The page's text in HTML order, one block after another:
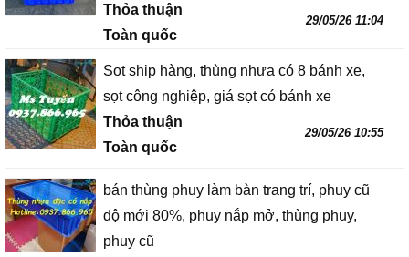
Thỏa thuận
Toàn quốc
29/05/26 11:04
Sọt ship hàng, thùng nhựa có 8 bánh xe,
sọt công nghiệp, giá sọt có bánh xe
Thỏa thuận
Toàn quốc
29/05/26 10:55
bán thùng phuy làm bàn trang trí, phuy cũ
độ mới 80%, phuy nắp mở, thùng phuy,
phuy cũ